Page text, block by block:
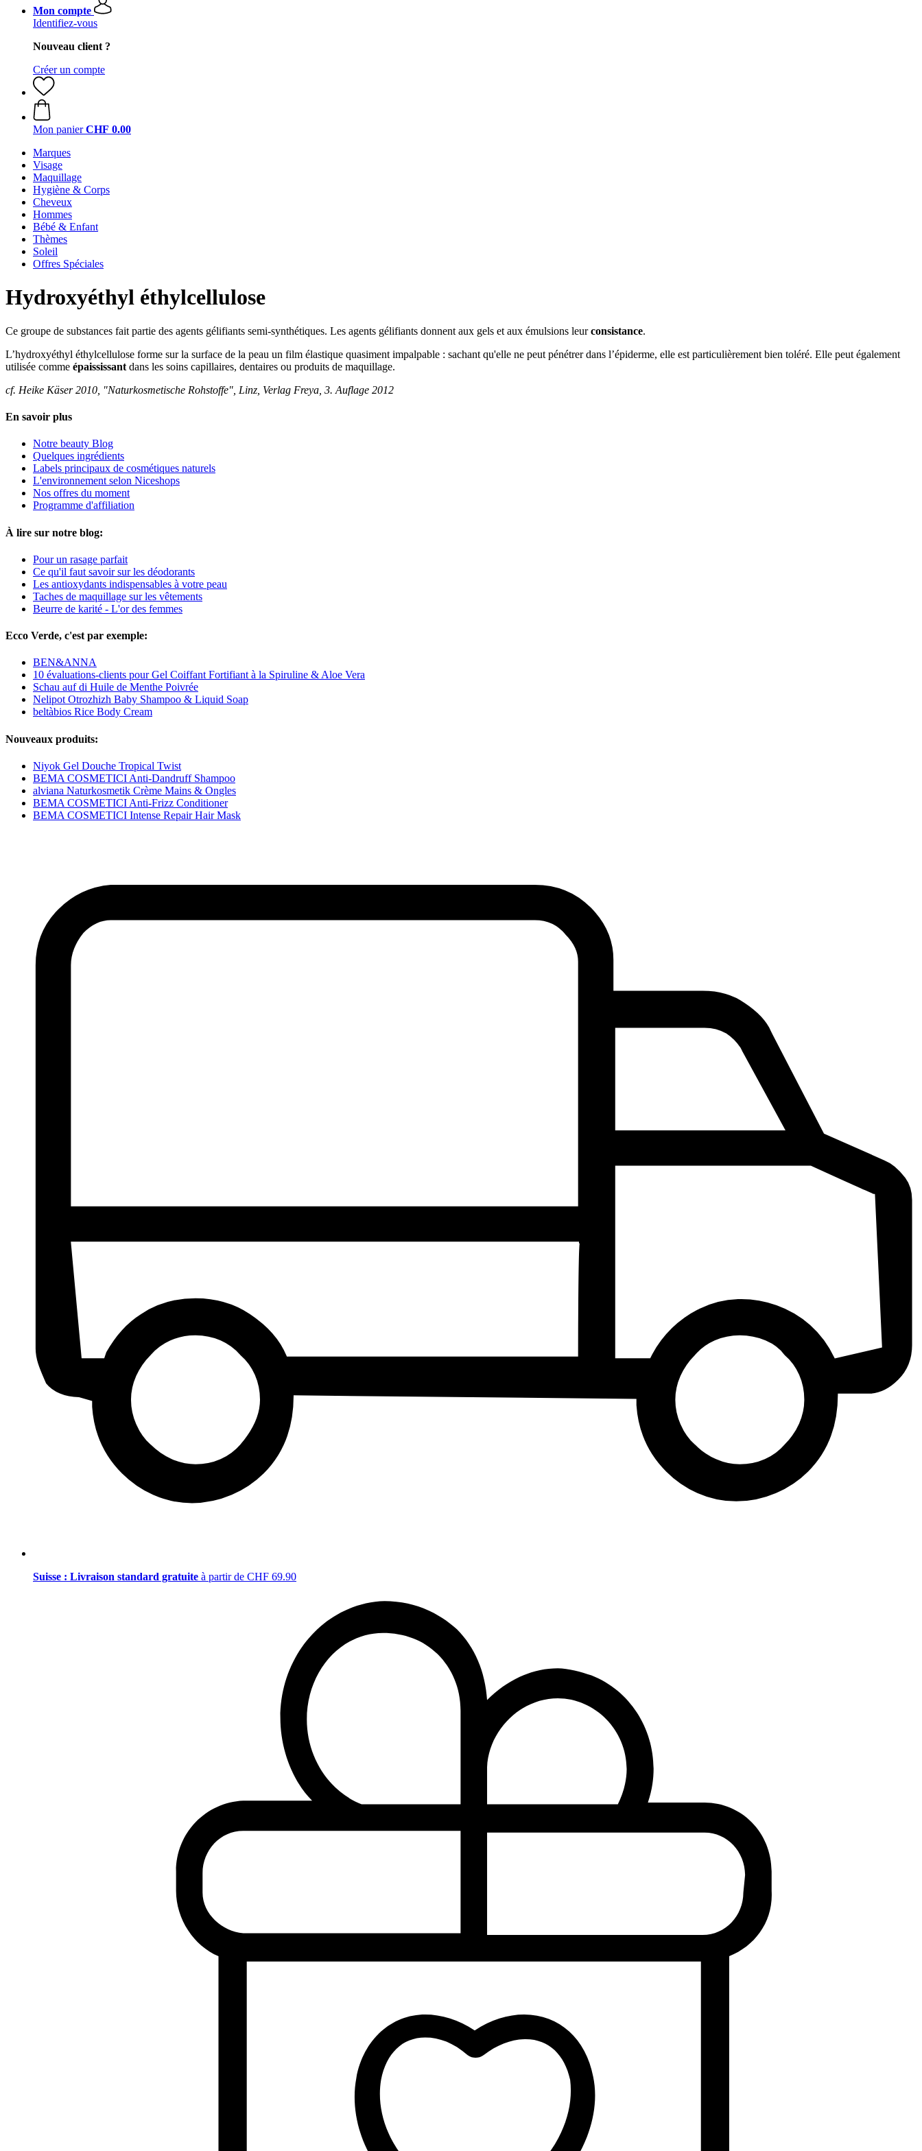
Mon compte
Identifiez-vous
Nouveau client ?
Créer un compte
Mon panier CHF 0.00
Marques
Visage
Maquillage
Hygiène & Corps
Cheveux
Hommes
Bébé & Enfant
Thèmes
Soleil
Offres Spéciales
Hydroxyéthyl éthylcellulose
Ce groupe de substances fait partie des agents gélifiants semi-synthétiques. Les agents gélifiants donnent aux gels et aux émulsions leurconsistance.
L’hydroxyéthyl éthylcellulose forme sur la surface de la peau un film élastique quasiment impalpable : sachant qu'elle ne peut pénétrer dans l’épiderme, elle est particulièrement bien toléré. Elle peut également
utilisée comme épaississant dans les soins capillaires, dentaires ou produits de maquillage.
cf. Heike Käser 2010, "Naturkosmetische Rohstoffe", Linz, Verlag Freya, 3. Auflage 2012
En savoir plus
Notre beauty Blog
Quelques ingrédients
Labels principaux de cosmétiques naturels
L'environnement selon Niceshops
Nos offres du moment
Programme d'affiliation
À lire sur notre blog:
Pour un rasage parfait
Ce qu'il faut savoir sur les déodorants
Les antioxydants indispensables à votre peau
Taches de maquillage sur les vêtements
Beurre de karité - L'or des femmes
Ecco Verde, c'est par exemple:
BEN&ANNA
10 évaluations-clients pour Gel Coiffant Fortifiant à la Spiruline & Aloe Vera
Schau auf di Huile de Menthe Poivrée
Nelipot Otrozhizh Baby Shampoo & Liquid Soap
beltàbios Rice Body Cream
Nouveaux produits:
Niyok Gel Douche Tropical Twist
BEMA COSMETICI Anti-Dandruff Shampoo
alviana Naturkosmetik Crème Mains & Ongles
BEMA COSMETICI Anti-Frizz Conditioner
BEMA COSMETICI Intense Repair Hair Mask
Suisse : Livraison standard gratuite à partir de CHF 69.90